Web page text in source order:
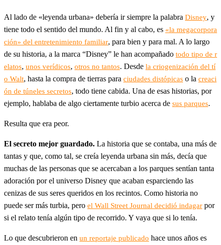
Al lado de «leyenda urbana» debería ir siempre la palabra Disney, y
tiene todo el sentido del mundo. Al fin y al cabo, es «la megacorpora
ción» del entretenimiento familiar, para bien y para mal. A lo largo
de su historia, a la marca “Disney” le han acompañado todo tipo de r
elatos, unos verídicos, otros no tantos. Desde la criogenización del tí
o Walt, hasta la compra de tierras para ciudades distópicas o la creaci
ón de túneles secretos, todo tiene cabida. Una de esas historias, por
ejemplo, hablaba de algo ciertamente turbio acerca de sus parques.
Resulta que era peor.
El secreto mejor guardado. La historia que se contaba, una más de
tantas y que, como tal, se creía leyenda urbana sin más, decía que
muchas de las personas que se acercaban a los parques sentían tanta
adoración por el universo Disney que acaban esparciendo las
cenizas de sus seres queridos en los recintos. Como historia no
puede ser más turbia, pero el Wall Street Journal decidió indagar por
si el relato tenía algún tipo de recorrido. Y vaya que si lo tenía.
Lo que descubrieron en un reportaje publicado hace unos años es